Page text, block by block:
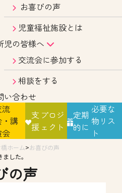
お喜びの声
児童福祉施設とは
児の皆様へ
交流会に参加する
相談をする
い合わせ
流
・講
支
援
プロジ
ェクト
定期
的に
必要な
物リス
ト
ホーム
お喜びの声
した。
の声